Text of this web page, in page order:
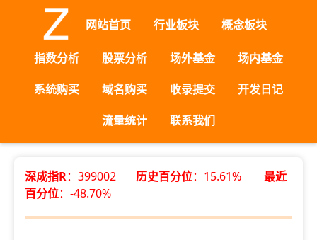
网站首页 行业板块 概念板块
指数分析 股票分析 场外基金
场内基金
系统购买
域名购买 收录提交
开发日记
流量统计
联系我们
深成指R：399002 历史百分位：15.61% 最近
百分位：-48.70%